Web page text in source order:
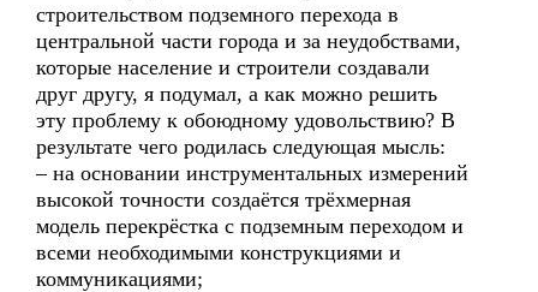
строительством подземного перехода в
центральной части города и за неудобствами,
которые население и строители создавали
друг другу, я подумал, а как можно решить
эту проблему к обоюдному удовольствию? В
результате чего родилась следующая мысль:
– на основании инструментальных измерений
высокой точности создаётся трёхмерная
модель перекрёстка с подземным переходом и
всеми необходимыми конструкциями и
коммуникациями;